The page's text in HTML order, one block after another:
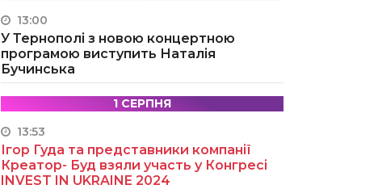
13:00
У Тернополі з новою концертною
програмою виступить Наталія
Бучинська
1 СЕРПНЯ
13:53
Ігор Гуда та представники компанії
Креатор- Буд взяли участь у Конгресі
INVEST IN UKRAINE 2024